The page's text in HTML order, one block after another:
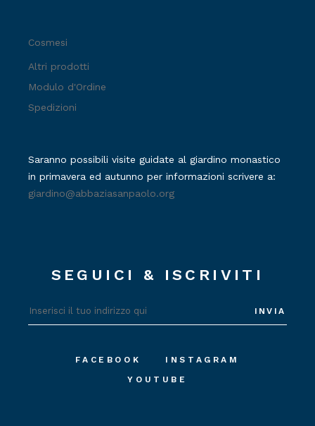
Cosmesi
Altri prodotti
Modulo d'Ordine
Spedizioni
Saranno possibili visite guidate al giardino monastico
in primavera ed autunno per informazioni scrivere a:
giardino@abbaziasanpaolo.org
SEGUICI & ISCRIVITI
INVIA
FACEBOOK
INSTAGRAM
YOUTUBE